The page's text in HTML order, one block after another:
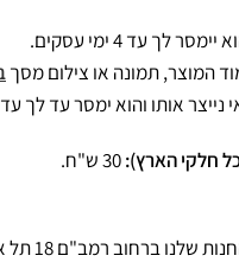
לך עד 4 ימי עסקים.
המוצר, תמונה או צילום מסך
אותו והוא ימסר עד לך עד 10 ימי עסקים:
חלקי הארץ):
ברחוב רמב"ם 18 תל אביב.